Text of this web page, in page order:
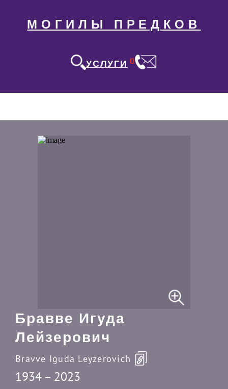
МОГИЛЫ ПРЕДКОВ
УСЛУГИ 0
Бравве Игуда
Лейзерович
Bravve Iguda Leyzerovich
1934 – 2023